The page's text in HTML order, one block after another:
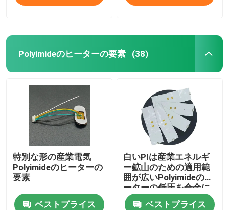
Polyimideのヒーターの要素 (38)
特別な形の産業電気
Polyimideのヒーターの
要素
ベストプライス
白いPIは産業エネルギ
ー鉱山のための適用範
囲が広いPolyimideのヒ
ーターの低圧を合金に
する
ベストプライス